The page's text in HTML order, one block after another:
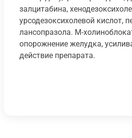
залцитабина,
урсодезоксихолевой кислот,
лансопразола. М-
опорожнение желудка,
действие препарата.